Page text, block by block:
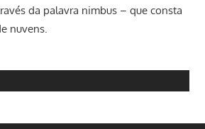
da palavra nimbus – que consta
nuvens.